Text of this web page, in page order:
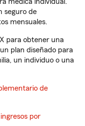
médica individual.
seguro de
mensuales.
para obtener una
plan diseñado para
un individuo o una
de
por